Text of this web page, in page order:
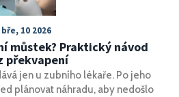
bře, 10 2026
můstek? Praktický návod
překvapení
jen u zubního lékaře. Po jeho
plánovat náhradu, aby nedošlo